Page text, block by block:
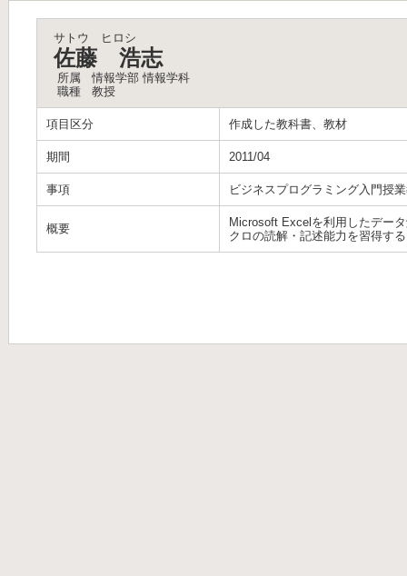
サトウ ヒロシ
佐藤 浩志
所属
情報学部 情報学科
職種
教授
項目区分 作成した教科書、教材
期間 2011/04
事項 ビジネスプログラミング入門授
概要
Microsoft Excelを利用したデー
クロの読解・記述能力を習得す